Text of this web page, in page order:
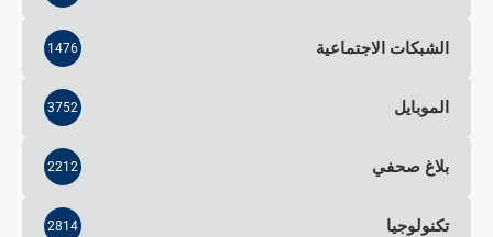
الشبكات الاجتماعية 1476
الموبايل 3752
بلاغ صحفي 2212
تكنولوجيا 2814